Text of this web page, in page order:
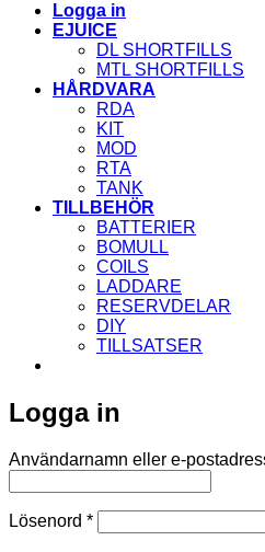
Logga in
EJUICE
DL SHORTFILLS
MTL SHORTFILLS
HÅRDVARA
RDA
KIT
MOD
RTA
TANK
TILLBEHÖR
BATTERIER
BOMULL
COILS
LADDARE
RESERVDELAR
DIY
TILLSATSER
Logga in
Användarnamn eller e-
Lösenord *Obligatoriskt